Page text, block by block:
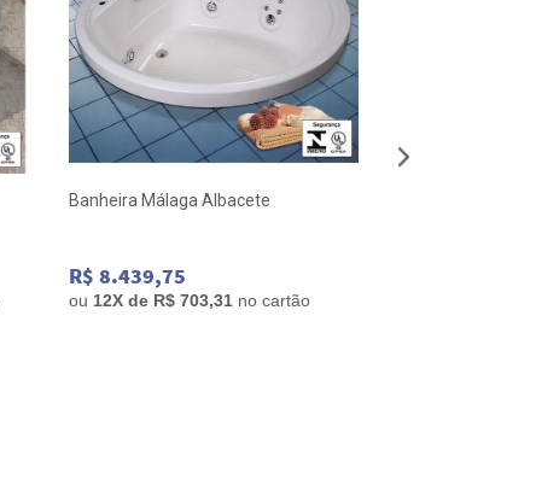
Banheira Málaga Albacete
R$ 8.439,75
ou 12X de R$ 703,31 no cartão